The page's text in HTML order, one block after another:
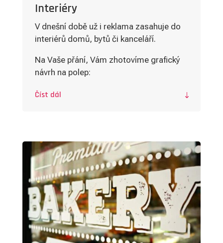
Interiéry
V dnešní době už i reklama zasahuje do
interiérů domů, bytů či kanceláří.
Na Vaše přání, Vám zhotovíme grafický
návrh na polep:
Číst dál